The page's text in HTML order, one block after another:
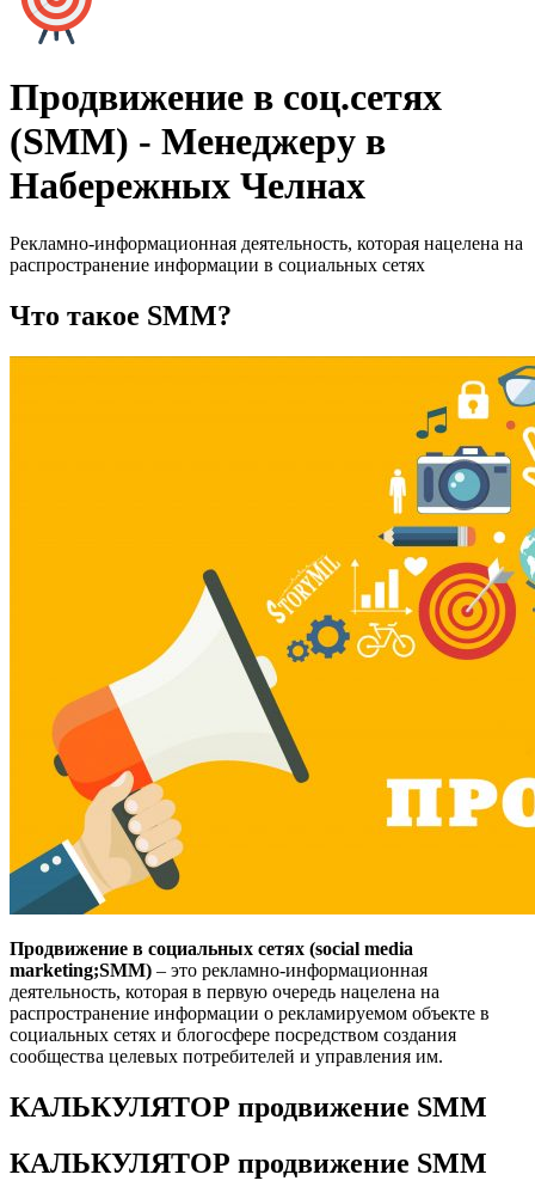
Продвижение в соц.сетях
(SMM) - Менеджеру в
Набережных Челнах
Рекламно-информационная деятельность, которая нацелена на
распространение информации в социальных сетях
Что такое SMM?
Продвижение в социальных сетях (social media
marketing;SMM) – это рекламно-информационная
деятельность, которая в первую очередь нацелена на
распространение информации о рекламируемом объекте в
социальных сетях и блогосфере посредством создания
сообщества целевых потребителей и управления им.
КАЛЬКУЛЯТОР продвижение SMM
КАЛЬКУЛЯТОР продвижение SMM